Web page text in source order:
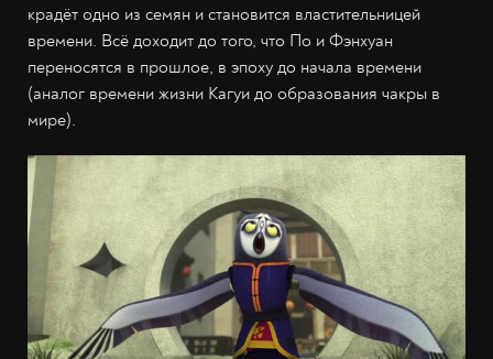
крадёт одно из семян и становится властительницей
времени. Всё доходит до того, что По и Фэнхуан
переносятся в прошлое, в эпоху до начала времени
(аналог времени жизни Кагуи до образования чакры в
мире).